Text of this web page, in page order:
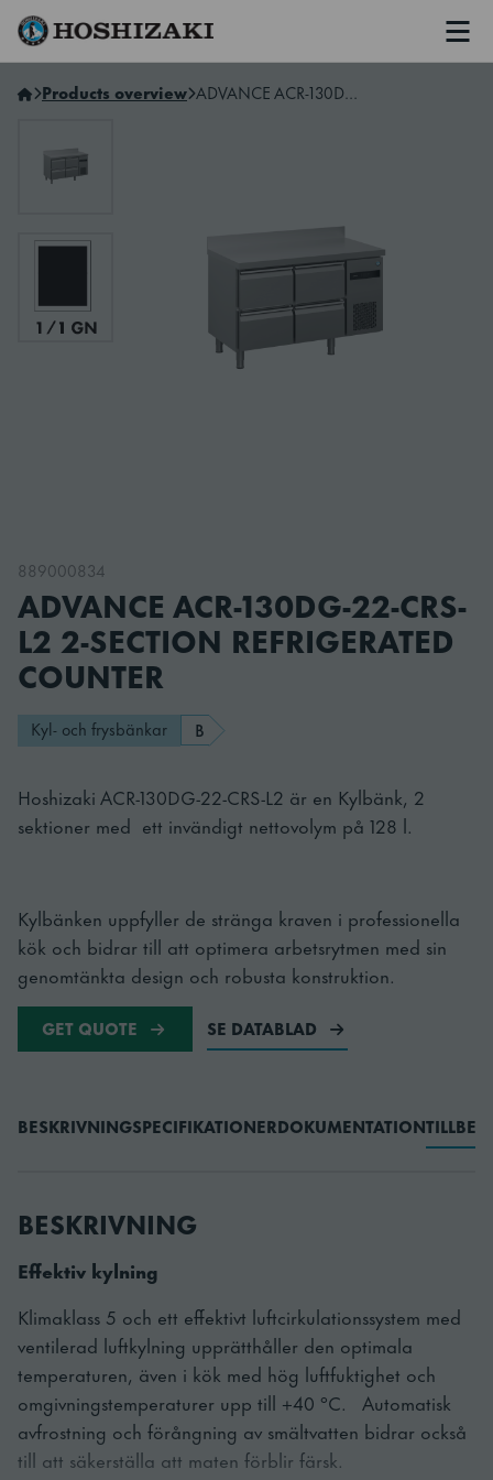
Hoshizaki Sweden
Products overview ADVANCE ACR-130DG-22-CRS-L2 2-Section Refrigerated Counter
889000834
ADVANCE ACR-130DG-22-CRS-
L2 2-SECTION REFRIGERATED
COUNTER
Kyl- och frysbänkar B
Hoshizaki ACR-130DG-22-CRS-L2 är en Kylbänk, 2
sektioner med ett invändigt nettovolym på 128 l.
Kylbänken uppfyller de stränga kraven i professionella
kök och bidrar till att optimera arbetsrytmen med sin
genomtänkta design och robusta konstruktion.
GET QUOTE SE DATABLAD
BESKRIVNINGSPECIFIKATIONERDOKUMENTATION
BESKRIVNING
Effektiv kylning
Klimaklass 5 och ett effektivt luftcirkulationssystem med
ventilerad luftkylning upprätthåller den optimala
temperaturen, även i kök med hög luftfuktighet och
omgivningstemperaturer upp till +40 °C. Automatisk
avfrostning och förångning av smältvatten bidrar också
till att säkerställa att maten förblir färsk.